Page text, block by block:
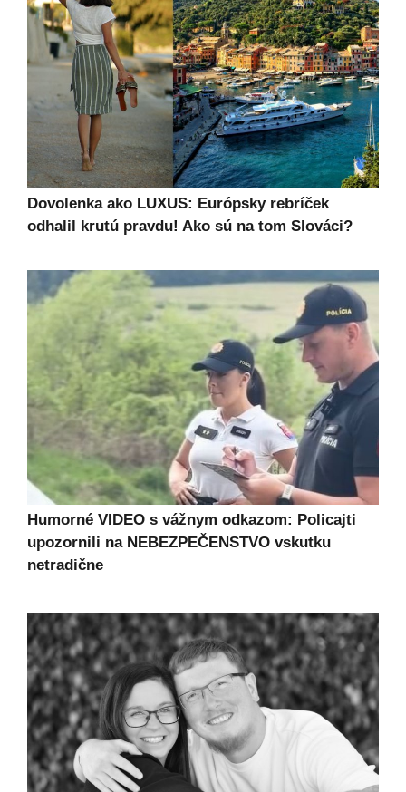
Dovolenka ako LUXUS: Európsky rebríček
odhalil krutú pravdu! Ako sú na tom Slováci?
Humorné VIDEO s vážnym odkazom: Policajti
upozornili na NEBEZPEČENSTVO vskutku
netradične